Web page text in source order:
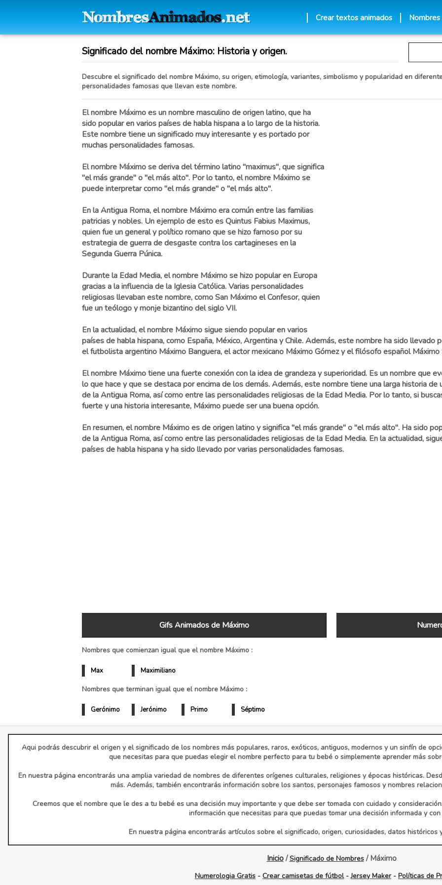
Crear textos animados
Significado del nombre Máximo: Historia y origen.
Descubre el significado del nombre Máximo, su origen, etimología, variantes, simbolismo y popularidad en
personalidades famosas que llevan este nombre.
El nombre Máximo es un nombre masculino de origen latino, que ha
sido popular en varios países de habla hispana a lo largo de la historia.
Este nombre tiene un significado muy interesante y es portado por
muchas personalidades famosas.
El nombre Máximo se deriva del término latino "maximus", que significa
"el más grande" o "el más alto". Por lo tanto, el nombre Máximo se
puede interpretar como "el más grande" o "el más alto".
En la Antigua Roma, el nombre Máximo era común entre las familias
patricias y nobles. Un ejemplo de esto es Quintus Fabius Maximus,
quien fue un general y político romano que se hizo famoso por su
estrategia de guerra de desgaste contra los cartagineses en la
Segunda Guerra Púnica.
Durante la Edad Media, el nombre Máximo se hizo popular en Europa
gracias a la influencia de la Iglesia Católica. Varias personalidades
religiosas llevaban este nombre, como San Máximo el Confesor, quien
fue un teólogo y monje bizantino del siglo VII.
En la actualidad, el nombre Máximo sigue siendo popular en varios
países de habla hispana, como España, México, Argentina y Chile. Además, este nombre ha sido llevado
el futbolista argentino Máximo Banguera, el actor mexicano Máximo Gómez y el filósofo español Máximo
El nombre Máximo tiene una fuerte conexión con la idea de grandeza y superioridad. Es un nombre que
lo que hace y que se destaca por encima de los demás. Además, este nombre tiene una larga historia
de la Antigua Roma, así como entre las personalidades religiosas de la Edad Media. Por lo tanto, si
fuerte y una historia interesante, Máximo puede ser una buena opción.
En resumen, el nombre Máximo es de origen latino y significa "el más grande" o "el más alto". Ha sido
de la Antigua Roma, así como entre las personalidades religiosas de la Edad Media. En la actualidad,
países de habla hispana y ha sido llevado por varias personalidades famosas.
Gifs Animados de Máximo
Nombres que comienzan igual que el nombre Máximo :
Max Maximiliano
Nombres que terminan igual que el nombre Máximo :
Gerónimo Jerónimo Primo Séptimo
Aqui podrás descubrir el origen y el significado de los nombres más populares, raros, exóticos, antiguos, modernos y un sinfín de
que necesitas para que puedas elegir el nombre perfecto para tu bebé o simplemente aprender más
En nuestra página encontrarás una amplia variedad de nombres de diferentes orígenes culturales, religiones y épocas históricas.
más. Además, también encontrarás información sobre los santos, personajes famosos y nombres
Creemos que el nombre que le des a tu bebé es una decisión muy importante y que debe ser tomada con cuidado y
información que necesitas para que puedas tomar una decisión informada y
En nuestra página encontrarás artículos sobre el significado, origen, curiosidades, datos históricos
Inicio/Significado de Nombres/ Máximo
Numerologia Gratis - Crear camisetas de fútbol-Jersey Maker - Políticas de